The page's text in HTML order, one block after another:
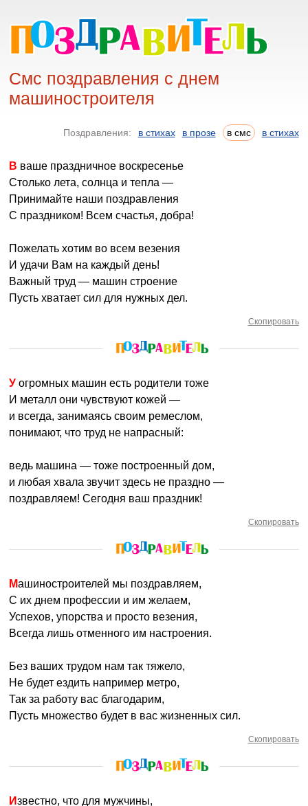
Смс поздравления с днем
машиностроителя
Поздравления: в стихах в прозе в смс в стихах
В ваше праздничное воскресенье
Столько лета, солнца и тепла —
Принимайте наши поздравления
С праздником! Всем счастья, добра!
Пожелать хотим во всем везения
И удачи Вам на каждый день!
Важный труд — машин строение
Пусть хватает сил для нужных дел.
Скопировать
У огромных машин есть родители тоже
И металл они чувствуют кожей —
и всегда, занимаясь своим ремеслом,
понимают, что труд не напрасный:
ведь машина — тоже построенный дом,
и любая хвала звучит здесь не праздно —
поздравляем! Сегодня ваш праздник!
Скопировать
Машиностроителей мы поздравляем,
С их днем профессии и им желаем,
Успехов, упорства и просто везения,
Всегда лишь отменного им настроения.
Без ваших трудом нам так тяжело,
Не будет ездить например метро,
Так за работу вас благодарим,
Пусть множество будет в вас жизненных сил.
Скопировать
Известно, что для мужчины,